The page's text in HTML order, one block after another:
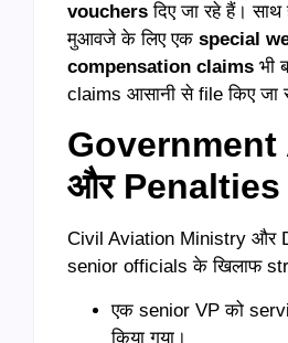
vouchers दिए जा रहे हैं। साथ
मुआवजे के लिए एक special
compensation claims भी
claims आसानी से file किए जा
और Penalties
Civil Aviation Ministry और
senior officials के खिलाफ
एक senior VP को
किया गया।